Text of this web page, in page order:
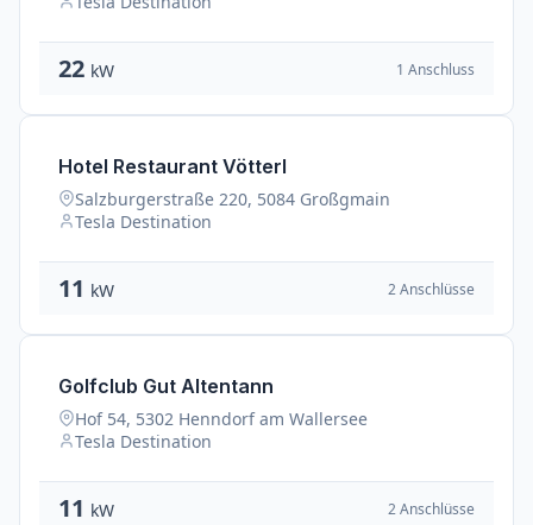
22 kW 1 Anschluss
Hotel Restaurant Vötterl
Salzburgerstraße 220, 5084 Großgmain
Tesla Destination
11 kW 2 Anschlüsse
Golfclub Gut Altentann
Hof 54, 5302 Henndorf am Wallersee
Tesla Destination
11 kW 2 Anschlüsse